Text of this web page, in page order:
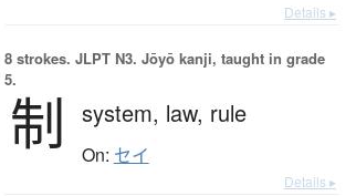
Details ▸
8 strokes. JLPT N3. Jōyō kanji, taught in grade
5.
制 system, law, rule
On: セイ
Details ▸